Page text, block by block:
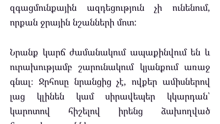
զգացմունքային ազդեցություն չի ունենում,
որքան ջրային նշանների մոտ:
Նրանք կարճ ժամանակում ապաքինվում են և
ուրախությամբ շարունակում կյանքում առաջ
գնալ։ Ջրհոսը նրանցից չէ, ովքեր ամիսներով
լաց կլինեն կամ սիրավեպեր կկարդան՝
կարոտով հիշելով իրենց ձախողված